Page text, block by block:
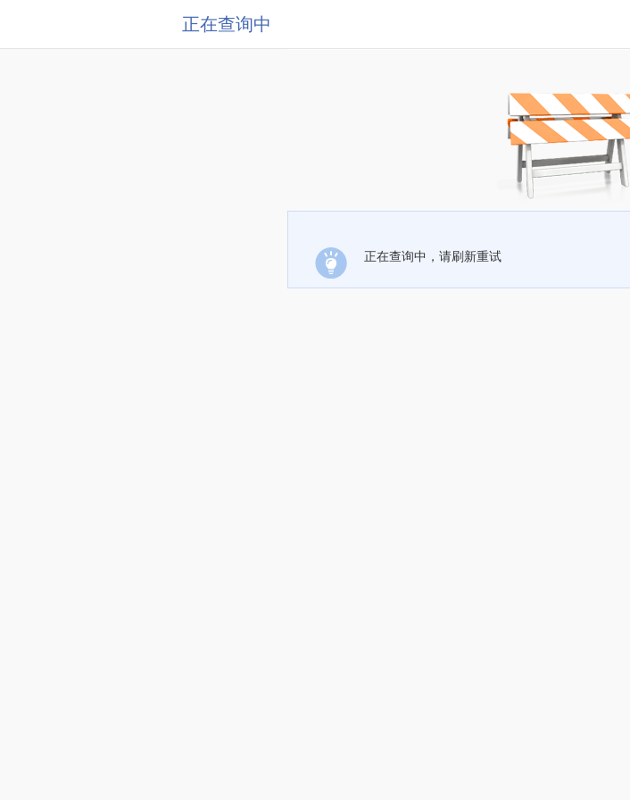
正在查询中
正在查询中，请刷新重试